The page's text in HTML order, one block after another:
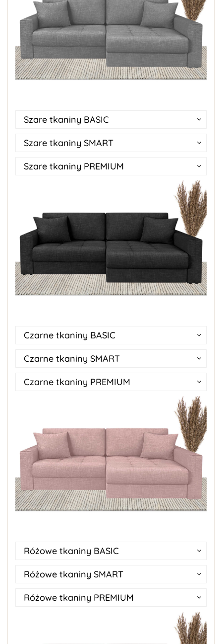
Szare tkaniny BASIC
Szare tkaniny SMART
Szare tkaniny PREMIUM
Czarne tkaniny BASIC
Czarne tkaniny SMART
Czarne tkaniny PREMIUM
Różowe tkaniny BASIC
Różowe tkaniny SMART
Różowe tkaniny PREMIUM